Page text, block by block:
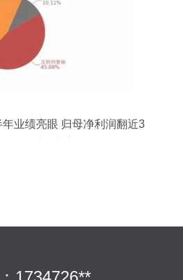
业绩亮眼 归母净利润翻近3